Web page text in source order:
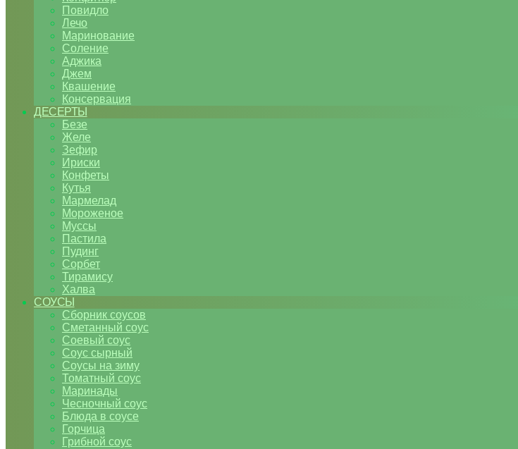
Повидло
Лечо
Маринование
Соление
Аджика
Джем
Квашение
Консервация
ДЕСЕРТЫ
Безе
Желе
Зефир
Ириски
Конфеты
Кутья
Мармелад
Мороженое
Муссы
Пастила
Пудинг
Сорбет
Тирамису
Халва
СОУСЫ
Сборник соусов
Сметанный соус
Соевый соус
Соус сырный
Соусы на зиму
Томатный соус
Маринады
Чесночный соус
Блюда в соусе
Горчица
Грибной соус